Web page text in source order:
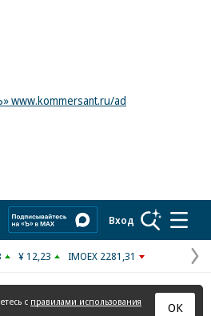
www.kommersant.ru/ad
Вход
¥ 12,23 IMOEX 2281,31
с правилами использования
ОК